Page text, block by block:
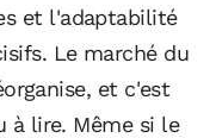
et l'adaptabilité
Le marché du
et c'est
à lire. Même si le